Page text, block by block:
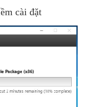
cài đặt